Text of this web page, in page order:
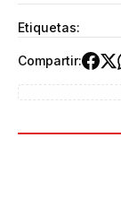
Etiquetas:
Compartir: